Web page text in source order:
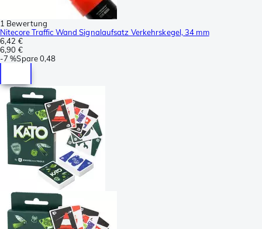
1 Bewertung
Nitecore Traffic Wand Signalaufsatz Verkehrskegel, 34 mm
6,42 €
6,90 €
-7 %Spare0,48